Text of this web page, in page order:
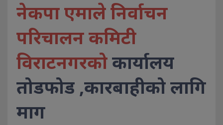
नेकपा एमाले निर्वाचन
परिचालन कमिटी
विराटनगरकोकार्यालय
तोडफोड ,कारबाहीको लागि
माग